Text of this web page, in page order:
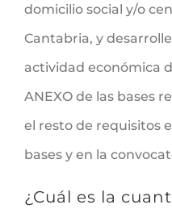
domicilio social y/o
Cantabria, y
actividad económica
ANEXO de las bases
el resto de requisitos
bases y en la
¿Cuál es la